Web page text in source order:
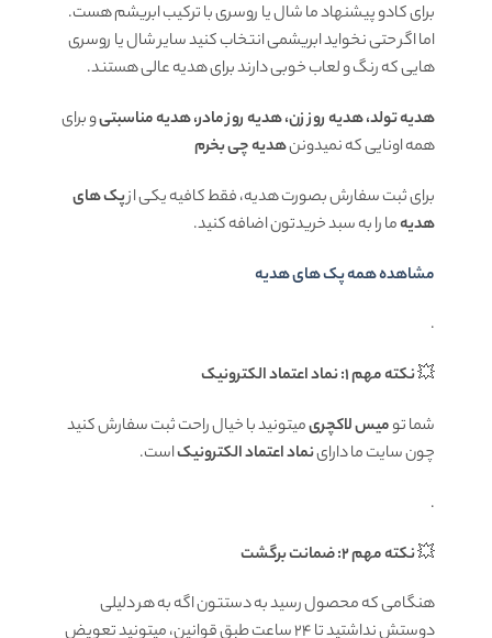
برای کادو پیشنهاد ما شال یا روسری با ترکیب ابریشم هست.
اما اگر حتی نخواید ابریشمی انتخاب کنید سایر شال یا روسری
هایی که رنگ و لعاب خوبی دارند برای هدیه عالی هستند.
هدیه تولد، هدیه روز زن، هدیه روز مادر، هدیه مناسبتیو برای
همه اونایی که نمیدوننهدیه چی بخرم
برای ثبت سفارش بصورت هدیه، فقط کافیه یکی ازپک های
هدیهما را به سبد خریدتون اضافه کنید.
مشاهده همه پک های هدیه
.
💥نکته مهم 1: نماد اعتماد الکترونیک
شما تومیس لاکچریمیتونید با خیال راحت ثبت سفارش کنید
چون سایت ما داراینماد اعتماد الکترونیکاست.
.
💥نکته مهم 2: ضمانت برگشت
هنگامی که محصول رسید به دستتون اگه به هر دلیلی